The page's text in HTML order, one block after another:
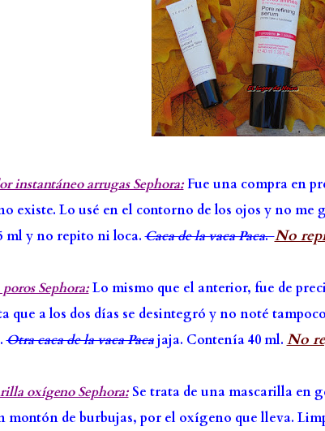
instantáneo arrugas Sephora:Fue una compra en
existe. Lo usé en el contorno de los ojos y no
ml y no repito ni loca.Caca de la vaca Paca.No
Sephora:Lo mismo que el anterior, fue de
que a los dos días se desintegró y no noté
Otracaca de la vaca Pacajaja. Contenía 40 ml. No
oxígeno Sephora:Se trata de una mascarilla en
montón de burbujas, por el oxígeno que lleva.